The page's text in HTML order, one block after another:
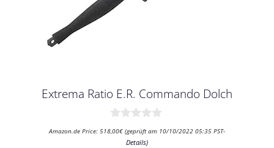
Extrema Ratio E.R. Commando Dolch
0
v
Amazon.de Price: 518,00€ (geprüft am 10/10/2022 05:35 PST-
Details)